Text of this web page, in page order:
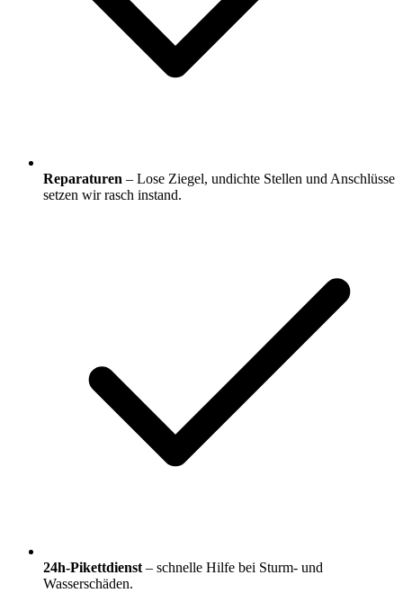
Reparaturen – Lose Ziegel, undichte Stellen und Anschlüsse
setzen wir rasch instand.
24h-Pikettdienst – schnelle Hilfe bei Sturm- und
Wasserschäden.